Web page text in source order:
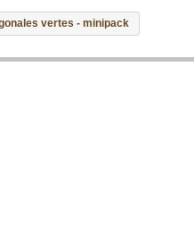
vertes - minipack